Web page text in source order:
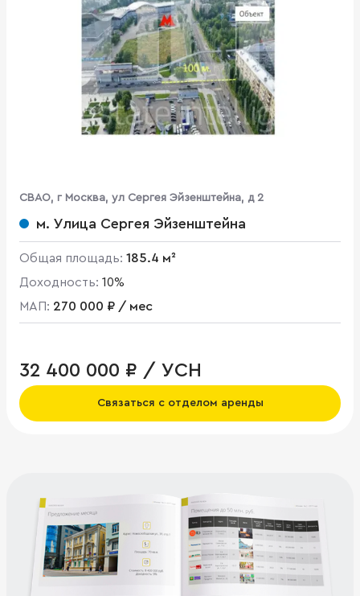
CВАО, г Москва, ул Сергея Эйзенштейна, д 2
м. Улица Сергея Эйзенштейна
Общая площадь: 185.4 м²
Доходность: 10%
МАП: 270 000 ₽ / мес
32 400 000 ₽ / УСН
Связаться с отделом аренды